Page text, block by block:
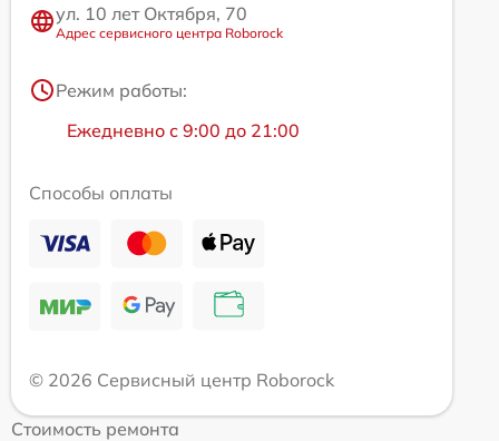
ул. 10 лет Октября, 70
Адрес сервисного центра Roborock
Режим работы:
Ежедневно с 9:00 до 21:00
Способы оплаты
© 2026 Сервисный центр Roborock
Стоимость ремонта